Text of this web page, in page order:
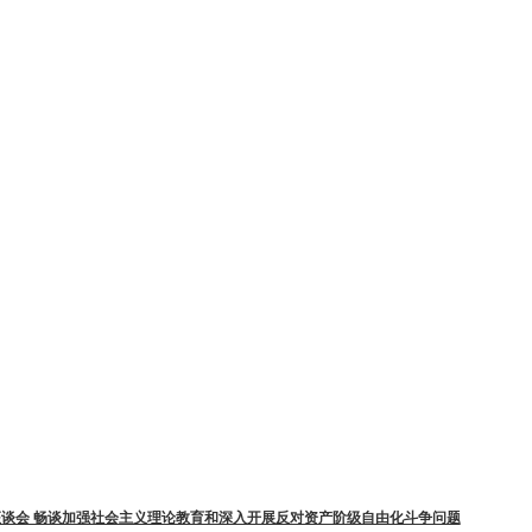
会 畅谈加强社会主义理论教育和深入开展反对资产阶级自由化斗争问题